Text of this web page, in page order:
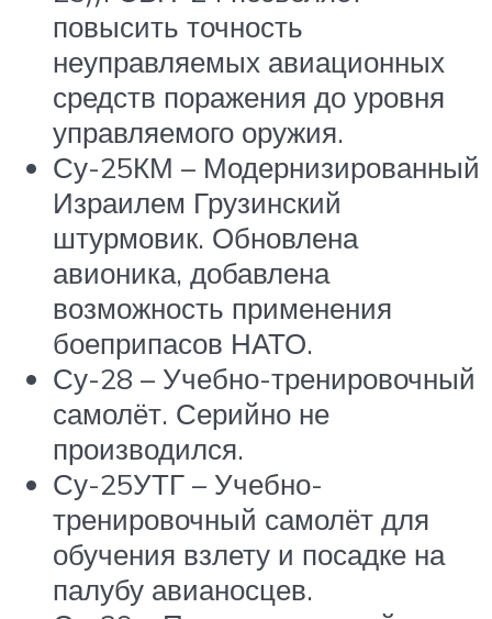
повысить точность
неуправляемых авиационных
средств поражения до уровня
управляемого оружия.
Су-25КМ – Модернизированный
Израилем Грузинский
штурмовик. Обновлена
авионика, добавлена
возможность применения
боеприпасов НАТО.
Су-28 – Учебно-тренировочный
самолёт. Серийно не
производился.
Су-25УТГ – Учебно-
тренировочный самолёт для
обучения взлету и посадке на
палубу авианосцев.